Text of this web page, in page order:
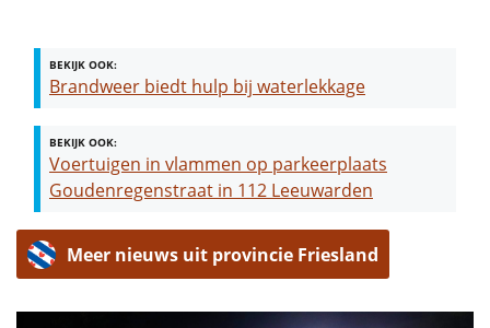
BEKIJK OOK:
Brandweer biedt hulp bij waterlekkage
BEKIJK OOK:
Voertuigen in vlammen op parkeerplaats
Goudenregenstraat in 112 Leeuwarden
Meer nieuws uit provincie Friesland